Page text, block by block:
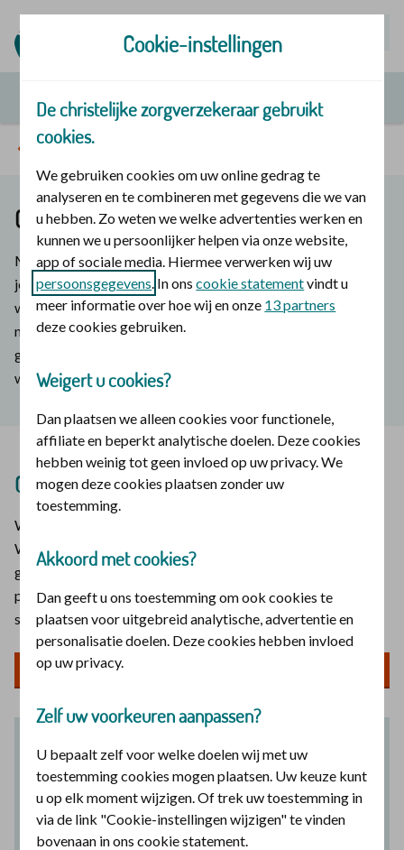
Het G-eetplan
G-eetplan week 6
Met ons programma Geloof en gezondheid helpen wij je om
je gezond(er) en fit te laten voelen. Met dit G-eetplan willen
wij je inspireren. Heerlijke recepten zonder ongezonde E-
nummers, mét G-nummers. De G van geloof, gezondheid,
goed en genieten. Uit liefde voor de schepping. Gezond eten
wordt een feestje!
Geniet van gezonde, feestelijke recepten
We hebben een uniek en fantastisch eetplan voor 6 weken.
We tellen geen calorieën, maar zorgen elke dag wel voor een
goede balans. Ontdek het hier.
programma Geloof en gezondheid? Dan krijg je extra
seizoensrecepten. En ontdek je meer over geloof en voeding.
Download het eetplan week 6 (pdf)
Wie wel alles eet, moet hem niet
minachten die niet alles eet. En
wie niet alles eet, moet hem niet
Cookie-instellingen
De christelijke zorgverzekeraar gebruikt
cookies.
We gebruiken cookies om uw online gedrag te
analyseren en te combineren met gegevens die we van
u hebben. Zo weten we welke advertenties werken en
kunnen we u persoonlijker helpen via onze website,
app of sociale media. Hiermee verwerken wij uw
persoonsgegevens. In onscookie statementvindt u
meer informatie over hoe wij en onze 13 partners
deze cookies gebruiken.
Weigert u cookies?
Dan plaatsen we alleen cookies voor functionele,
affiliate en beperkt analytische doelen. Deze cookies
hebben weinig tot geen invloed op uw privacy. We
mogen deze cookies plaatsen zonder uw
toestemming.
Akkoord met cookies?
Dan geeft u ons toestemming om ook cookies te
plaatsen voor uitgebreid analytische, advertentie en
personalisatie doelen. Deze cookies hebben invloed
op uw privacy.
Zelf uw voorkeuren aanpassen?
U bepaalt zelf voor welke doelen wij met uw
toestemming cookies mogen plaatsen. Uw keuze kunt
u op elk moment wijzigen. Of trek uw toestemming in
via de link "Cookie-instellingen wijzigen" te vinden
bovenaan in ons cookie statement.